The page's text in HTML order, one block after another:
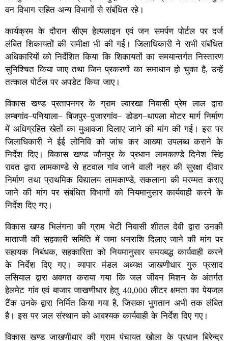
वन विभाग सहित अन्य विभागों से संबंधित रहे।
कार्यक्रम के दौरान सीएम हेल्पलाइन एवं जन समर्पण पोर्टल पर दर्ज
लंबित शिकायतों की समीक्षा भी की गई। जिलाधिकारी ने सभी संबंधित
अधिकारियों को निर्देशित किया कि शिकायतों का समयान्तर्गत निस्तारण
सुनिश्चित किया जाए तथा जिन प्रकरणों का समाधान हो चुका है, उन्हें
तत्काल पोर्टल पर अपडेट किया जाए।
विकास खण्ड प्रतापनगर के ग्राम ल्वारखा निवासी प्रेम लाल द्वारा
लम्बगांव–पनियाला– बिजपुर–पुजारगांव– डोडग–थापला मोटर मार्ग निर्माण
में अधिग्रहित खेतों का मुआवजा दिलाए जाने की मांग की गई। इस पर
जिलाधिकारी ने ईई लोनिवि को जांच कर आख्या उपलब्ध कराने के
निर्देश दिए। विकास खण्ड जौनपुर के प्रधान लामकाण्डे दिनेश सिंह
रावत द्वारा लामकाण्डे से हटवाल गांव जाने वाली नहर की सुरक्षा दीवार
निर्माण तथा प्राथमिक विद्यालय लामकाण्डे, सकलाना की मरम्मत कराए
जाने की मांग पर संबंधित विभागों को नियमानुसार कार्यवाही करने के
निर्देश दिए गए।
विकास खण्ड भिलंगना की ग्राम भेटी निवासी शीतल देवी द्वारा उनकी
माताजी की सहकारी समिति में जमा धनराशि दिलाए जाने की मांग पर
सहायक निबंधक, सहकारिता को नियमानुसार समयबद्ध कार्यवाही करने
के निर्देश दिए गए। व्यापार मंडल अध्यक्ष जाखणीधार गुरु प्रसाद
लसियाल द्वारा अवगत कराया गया कि जल जीवन मिशन के अंतर्गत
हेलमेट गांव एवं बाजार जाखणीधार हेतु 40,000 लीटर क्षमता का पेयजल
टैंक उनके द्वारा निर्मित किया गया है, जिसका भुगतान अभी तक लंबित
है। इस पर जल संस्थान को आवश्यक कार्यवाही के निर्देश दिए गए।
विकास खण्ड जाखणीधार की ग्राम पंचायत खोला के प्रधान बिरेन्द्र